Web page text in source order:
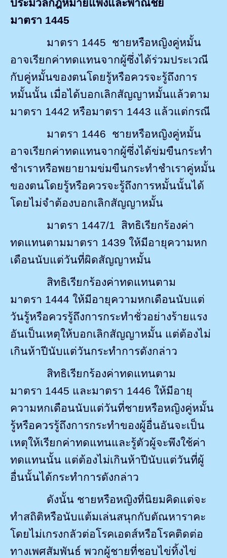
ประมวลกฎหมายแพ่งและพาณิชย์
มาตรา 1445
มาตรา 1445 ชายหรือหญิงคู่หมั้น
อาจเรียกค่าทดแทนจากผู้ซึ่งได้ร่วมประเวณี
กับคู่หมั้นของตนโดยรู้หรือควรจะรู้ถึงการ
หมั้นนั้น เมื่อได้บอกเลิกสัญญาหมั้นแล้วตาม
มาตรา 1442 หรือมาตรา 1443 แล้วแต่กรณี
มาตรา 1446 ชายหรือหญิงคู่หมั้น
อาจเรียกค่าทดแทนจากผู้ซึ่งได้ข่มขืนกระทำ
ชำเราหรือพยายามข่มขืนกระทำชำเราคู่หมั้น
ของตนโดยรู้หรือควรจะรู้ถึงการหมั้นนั้นได้
โดยไม่จำต้องบอกเลิกสัญญาหมั้น
มาตรา 1447/1 สิทธิเรียกร้องค่า
ทดแทนตามมาตรา 1439 ให้มีอายุความหก
เดือนนับแต่วันที่ผิดสัญญาหมั้น
สิทธิเรียกร้องค่าทดแทนตาม
มาตรา 1444 ให้มีอายุความหกเดือนนับแต่
วันรู้หรือควรรู้ถึงการกระทำชั่วอย่างร้ายแรง
อันเป็นเหตุให้บอกเลิกสัญญาหมั้น แต่ต้องไม่
เกินห้าปีนับแต่วันกระทำการดังกล่าว
สิทธิเรียกร้องค่าทดแทนตาม
มาตรา 1445 และมาตรา 1446 ให้มีอายุ
ความหกเดือนนับแต่วันที่ชายหรือหญิงคู่หมั้น
รู้หรือควรรู้ถึงการกระทำของผู้อื่นอันจะเป็น
เหตุให้เรียกค่าทดแทนและรู้ตัวผู้จะพึงใช้ค่า
ทดแทนนั้น แต่ต้องไม่เกินห้าปีนับแต่วันที่ผู้
อื่นนั้นได้กระทำการดังกล่าว
ดังนั้น ชายหรือหญิงที่นิยมคิดแต่จะ
ทำสถิติหรือนับแต้มเล่นสนุกกับตัณหาราคะ
โดยไม่เกรงกลัวต่อโรคเอดส์หรือโรคติดต่อ
ทางเพศสัมพันธ์ พวกผู้ชายที่ชอบไข่ทิ้งไข่